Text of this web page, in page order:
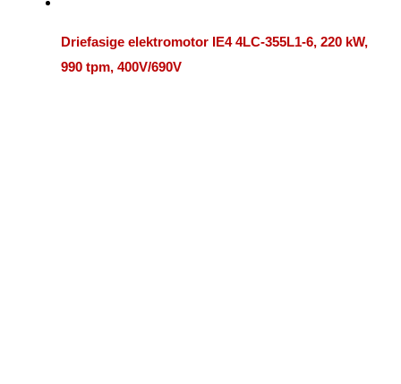
Driefasige elektromotor IE4 4LC-355L1-6, 220 kW,
990 tpm, 400V/690V